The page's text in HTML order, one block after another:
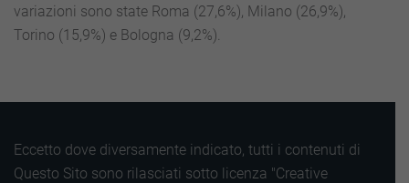
variazioni sono state Roma (27,6%), Milano (26,9%),
Torino (15,9%) e Bologna (9,2%).
Eccetto dove diversamente indicato, tutti i contenuti di
Questo Sito sono rilasciati sotto licenza "Creative